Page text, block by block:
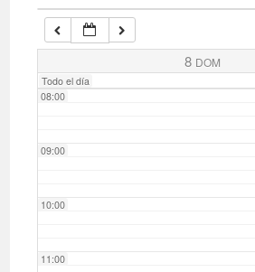
8 DOM
Todo el día
07:00
08:00
09:00
10:00
11:00